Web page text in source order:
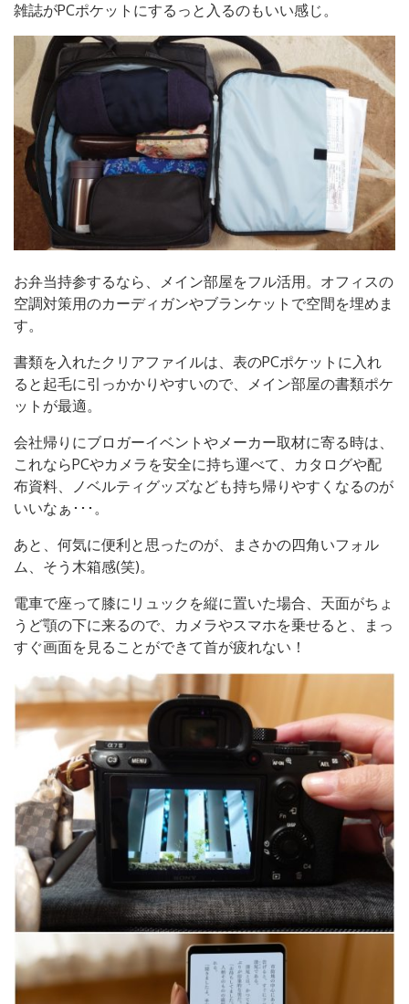
雑誌がPCポケットにするっと入るのもいい感じ。
お弁当持参するなら、メイン部屋をフル活用。オフィスの
空調対策用のカーディガンやブランケットで空間を埋めま
す。
書類を入れたクリアファイルは、表のPCポケットに入れ
ると起毛に引っかかりやすいので、メイン部屋の書類ポケ
ットが最適。
会社帰りにブロガーイベントやメーカー取材に寄る時は、
これならPCやカメラを安全に持ち運べて、カタログや配
布資料、ノベルティグッズなども持ち帰りやすくなるのが
いいなぁ･･･。
あと、何気に便利と思ったのが、まさかの四角いフォル
ム、そう木箱感(笑)。
電車で座って膝にリュックを縦に置いた場合、天面がちょ
うど顎の下に来るので、カメラやスマホを乗せると、まっ
すぐ画面を見ることができて首が疲れない！